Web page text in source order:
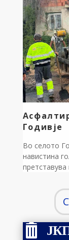
распоред.
Годивје
Во селото
навистина
децении
минатото,
води до
посетители
